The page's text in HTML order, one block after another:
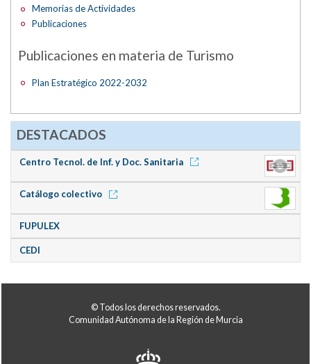
Memorias de Actividades
Publicaciones
Publicaciones en materia de Turismo
Plan Estratégico 2022-2032
DESTACADOS
Centro Tecnol. de Inf. y Doc. Sanitaria
Catálogo colectivo
FUPULEX
CEDI
© Todos los derechos reservados.
Comunidad Autónoma de la Región de Murcia